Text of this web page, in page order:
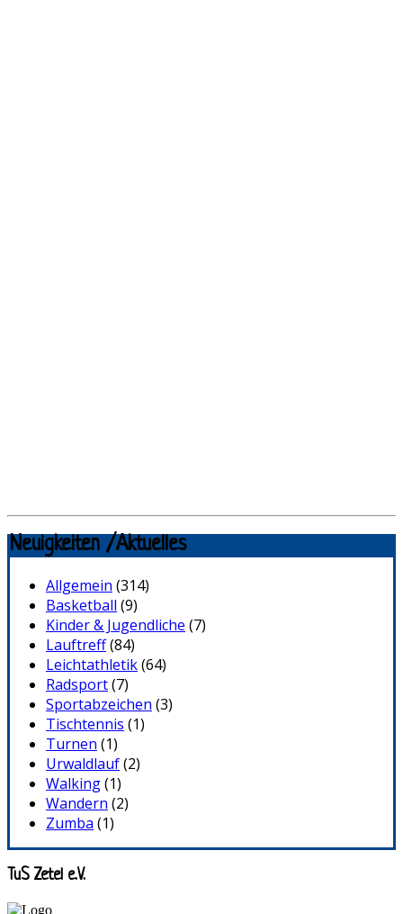
Neuigkeiten /Aktuelles
Allgemein (314)
Basketball (9)
Kinder & Jugendliche (7)
Lauftreff(84)
Leichtathletik(64)
Radsport(7)
Sportabzeichen (3)
Tischtennis (1)
Turnen (1)
Urwaldlauf(2)
Walking(1)
Wandern (2)
Zumba (1)
TuS Zetel e.V.